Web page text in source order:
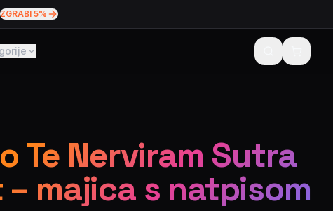
ZGRABI 5%
Te Nerviram Sutra
– majica s natpisom